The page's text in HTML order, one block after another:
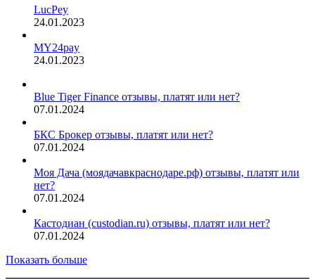
LucPey
24.01.2023
MY24pay
24.01.2023
Blue Tiger Finance отзывы, платят или нет?
07.01.2024
БКС Брокер отзывы, платят или нет?
07.01.2024
Моя Дача (моядачавкраснодаре.рф) отзывы, платят или
нет?
07.01.2024
Кастодиан (custodian.ru) отзывы, платят или нет?
07.01.2024
Показать больше